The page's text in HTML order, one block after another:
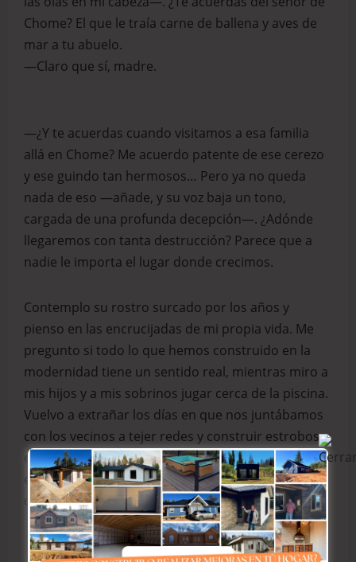
Chome? El que le traía carne de ballena y aves de
mar a tu abuelo.
—Claro que sí, madre.
—¿Y te acuerdas cuando visitamos a esa familia
allá en Chome? Me acuerdo patente de ese cerezo
y ese guindo tan hermosos… Pero ya no queda
nada de eso —añade, y su voz baja un tono,
cargada de una profunda decepción—. ¿Adónde
llegaremos con tanta destrucción? Parece que a
nadie le importa el lugar donde crecimos.
Contemplo su rostro surcado por los años y
pienso en las encrucijadas de mi propia vida. Me
pregunto si todo lo que hemos construido en la
modernidad tiene un sentido real, mientras miro a
mis hijos y a mis sobrinos jugar cerca de la piscina.
Vuelvo a extrañar los días en que nos juntábamos
con los vecinos a tejer redes y construir estrobos
en las veredas, cuando nuestros juegos infantiles
estaban cruzados por una maravillosa sensación
de libertad y seguridad.